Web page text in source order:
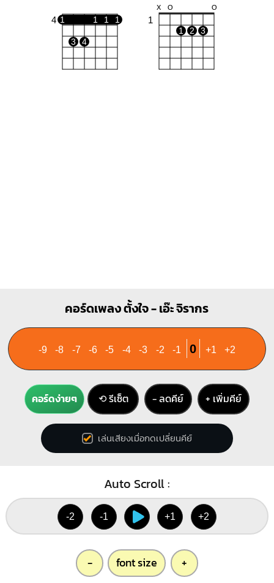
4 1 1 1 1
3 4
X O O
1
1 2 3
คอร์ดเพลง ตั้งใจ - เอ๊ะ จิรากร
-9 -8 -7 -6 -5 -4 -3 -2 -1 0 +1 +2
คอร์ดง่ายๆ ⟲ รีเซ็ต − ลดคีย์ + เพิ่มคีย์
เล่นเสียงเมื่อกดเปลี่ยนคีย์
Auto Scroll :
-2 -1 +1 +2
- font size +